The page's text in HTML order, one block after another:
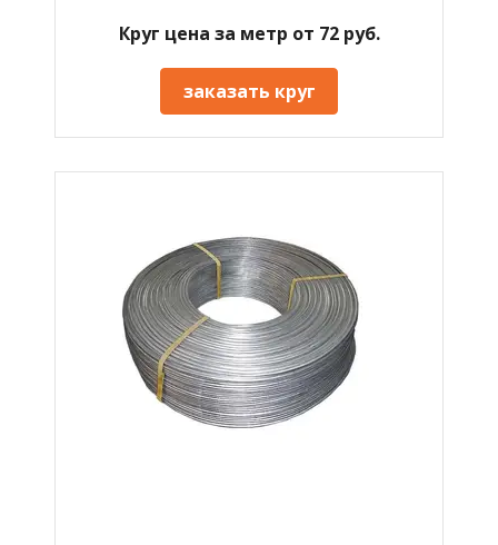
Круг цена за метр от 72 руб.
заказать круг